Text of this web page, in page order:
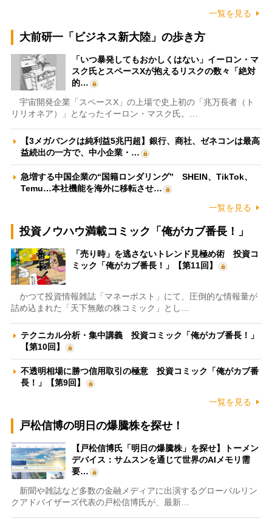
一覧を見る
大前研一「ビジネス新大陸」の歩き方
「いつ暴発してもおかしくはない」イーロン・マ
スク氏とスペースXが抱えるリスクの数々「絶対
的…
宇宙開発企業「スペースX」の上場で史上初の「兆万長者（ト
リリオネア）」となったイーロン・マスク氏。…
【3メガバンクは純利益5兆円超】銀行、商社、ゼネコンは最高
益続出の一方で、中小企業・…
急増する中国企業の“国籍ロンダリング” SHEIN、TikTok、
Temu…本社機能を海外に移転させ…
一覧を見る
投資ノウハウ満載コミック「俺がカブ番長！」
「売り時」を逃さないトレンド見極め術 投資コ
ミック「俺がカブ番長！」【第11回】
かつて投資情報雑誌「マネーポスト」にて、圧倒的な情報量が
詰め込まれた「天下無敵の株コミック」とし…
テクニカル分析・集中講義 投資コミック「俺がカブ番長！」
【第10回】
不透明相場に勝つ信用取引の極意 投資コミック「俺がカブ番
長！」【第9回】
一覧を見る
戸松信博の明日の爆騰株を探せ！
【戸松信博氏「明日の爆騰株」を探せ】トーメン
デバイス：サムスンを通じて世界のAIメモリ需
要…
新聞や雑誌など多数の金融メディアに出演するグローバルリン
クアドバイザーズ代表の戸松信博氏が、最新…